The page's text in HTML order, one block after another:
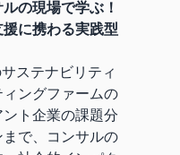
の現場で学ぶ！
に携わる実践型
ステナビリティ
ングファームの
ト企業の課題分
で、コンサルの